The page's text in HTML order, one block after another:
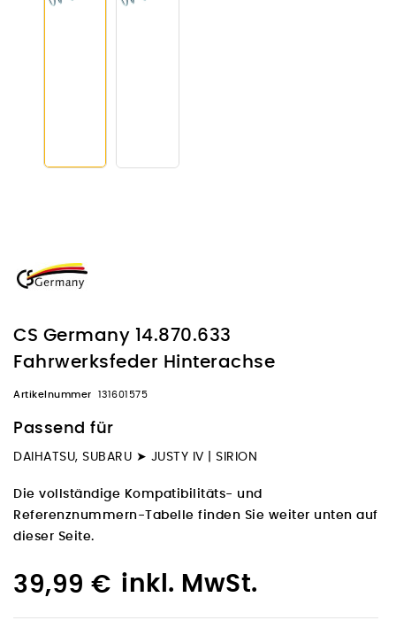
CS Germany 14.870.633
Fahrwerksfeder Hinterachse
Artikelnummer 131601575
Passend für
DAIHATSU, SUBARU ➤ JUSTY IV | SIRION
Die vollständige Kompatibilitäts- und
Referenznummern-Tabelle finden Sie weiter unten auf
dieser Seite.
39,99 € inkl. MwSt.